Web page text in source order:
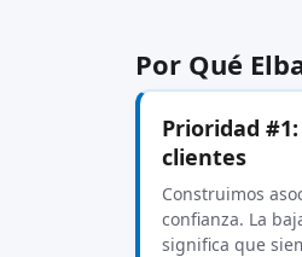
Por Qué
Prioridad
clientes
Construimos
confianza. La
significa que